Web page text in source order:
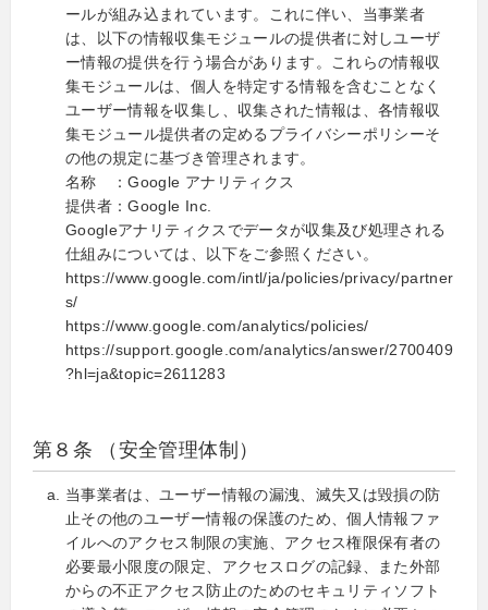
ールが組み込まれています。これに伴い、当事業者
は、以下の情報収集モジュールの提供者に対しユーザ
ー情報の提供を行う場合があります。これらの情報収
集モジュールは、個人を特定する情報を含むことなく
ユーザー情報を収集し、収集された情報は、各情報収
集モジュール提供者の定めるプライバシーポリシーそ
の他の規定に基づき管理されます。
名称 ：Google アナリティクス
提供者：Google Inc.
Googleアナリティクスでデータが収集及び処理される
仕組みについては、以下をご参照ください。
https://www.google.com/intl/ja/policies/privacy/partner
s/
https://www.google.com/analytics/policies/
https://support.google.com/analytics/answer/2700409
?hl=ja&topic=2611283
第８条 （安全管理体制）
当事業者は、ユーザー情報の漏洩、滅失又は毀損の防
止その他のユーザー情報の保護のため、個人情報ファ
イルへのアクセス制限の実施、アクセス権限保有者の
必要最小限度の限定、アクセスログの記録、また外部
からの不正アクセス防止のためのセキュリティソフト